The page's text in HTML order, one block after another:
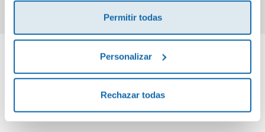
Permitir todas
Personalizar
Rechazar todas
Cuéntanos tu opinión